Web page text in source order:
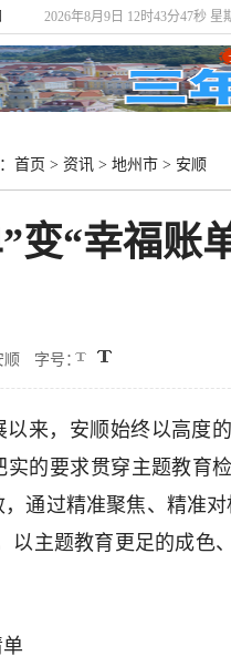
2026年8月9日 12时43分48秒 星
首页 > 资讯 > 地州市 > 安顺
变“幸福
顺 字号：
以来，安顺始终以高度
实的要求贯穿主题教育
通过精准聚焦、精准
以主题教育更足的成色